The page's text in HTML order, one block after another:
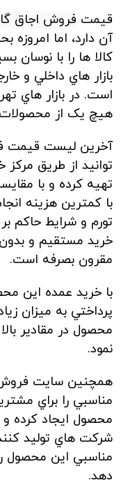
قيمت فروش اجاق
آن دارد، اما امروزه
کالا ها را با نوسان
بازار هاي داخلي و
است. در بازار هاي
هيچ يک از محصولات
آخرين ليست قيمت
توانيد از طريق
تهيه کرده و با
با کمترين هزينه
تورم و شرايط حاکم
خريد مستقيم و
مقرون بصرفه است.
با خريد عمده اين
پرداختي به ميزان
محصول در مقادير
نمود.
همچنين سايت فروش
مناسبي را براي
محصول ايجاد کرده
شرکت هاي توليد
مناسبي اين محصول
دهد.